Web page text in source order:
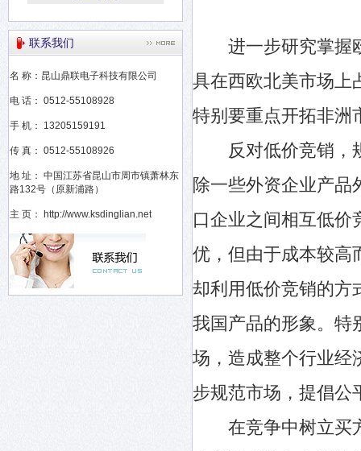
进一步研究掌握欧
具在西欧北美市场上
特别要重点开拓非洲
反对低价竞销，规
除一些外资企业产品
口企业之间相互低价
优，但由于成本较高
却利用低价竞销的方
我国产品的形象。特
场，造成整个行业经
步规范市场，提倡公
在竞争中树立买方
联系我们
名 称：昆山鼎联电子科技有限公司
电 话： 0512-55108928
手 机： 13205159191
传 真： 0512-55108926
地 址： 中国江苏省昆山市周市镇萧林东
路132号（原新浦路）
主 页： http://www.ksdinglian.net